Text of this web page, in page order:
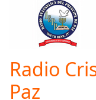
0:00
Duration -:-
0.00%
Radio
Paz